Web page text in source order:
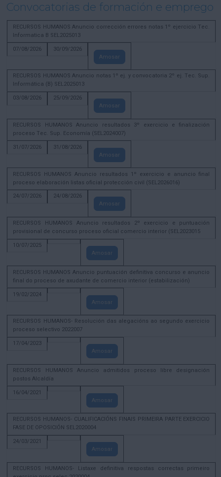
Convocatorias de formación e emprego
RECURSOS HUMANOS Anuncio corrección errores notas 1º ejercicio Tec.
Informatica B SEL2025013
07/08/2026
30/09/2026
Amosar
RECURSOS HUMANOS Anuncio notas 1º ej. y convocatoria 2º ej. Tec. Sup.
Informática (B) SEL2025013
03/08/2026
25/09/2026
Amosar
RECURSOS HUMANOS Anuncio resultados 3º exercicio e finalización
proceso Tec. Sup. Economía (SEL2024007)
31/07/2026
31/08/2026
Amosar
RECURSOS HUMANOS Anuncio resultados 1º exercicio e anuncio final
proceso elaboración listas oficial protección civil (SEL2026016)
24/07/2026
24/08/2026
Amosar
RECURSOS HUMANOS Anuncio resultados 2º exercicio e puntuación
provisional de concurso proceso oficial comercio interior (SEL2023015
10/07/2025
Amosar
RECURSOS HUMANOS Anuncio puntuación definitiva concurso e anuncio
final do proceso de axudante de comercio interior (estabilización)
19/02/2024
Amosar
RECURSOS HUMANOS- Resolución das alegacións ao segundo exercicio
proceso selectivo 2022007
17/04/2023
Amosar
RECURSOS HUMANOS Anuncio admitidos proceso libre designación
postos Alcaldía
16/04/2021
Amosar
RECURSOS HUMANOS- CUALIFICACIÓNS FINAIS PRIMEIRA PARTE EXERCICIO
FASE DE OPOSICIÓN SEL2020004
24/03/2021
Amosar
RECURSOS HUMANOS- Listaxe definitiva respostas correctas primeiro